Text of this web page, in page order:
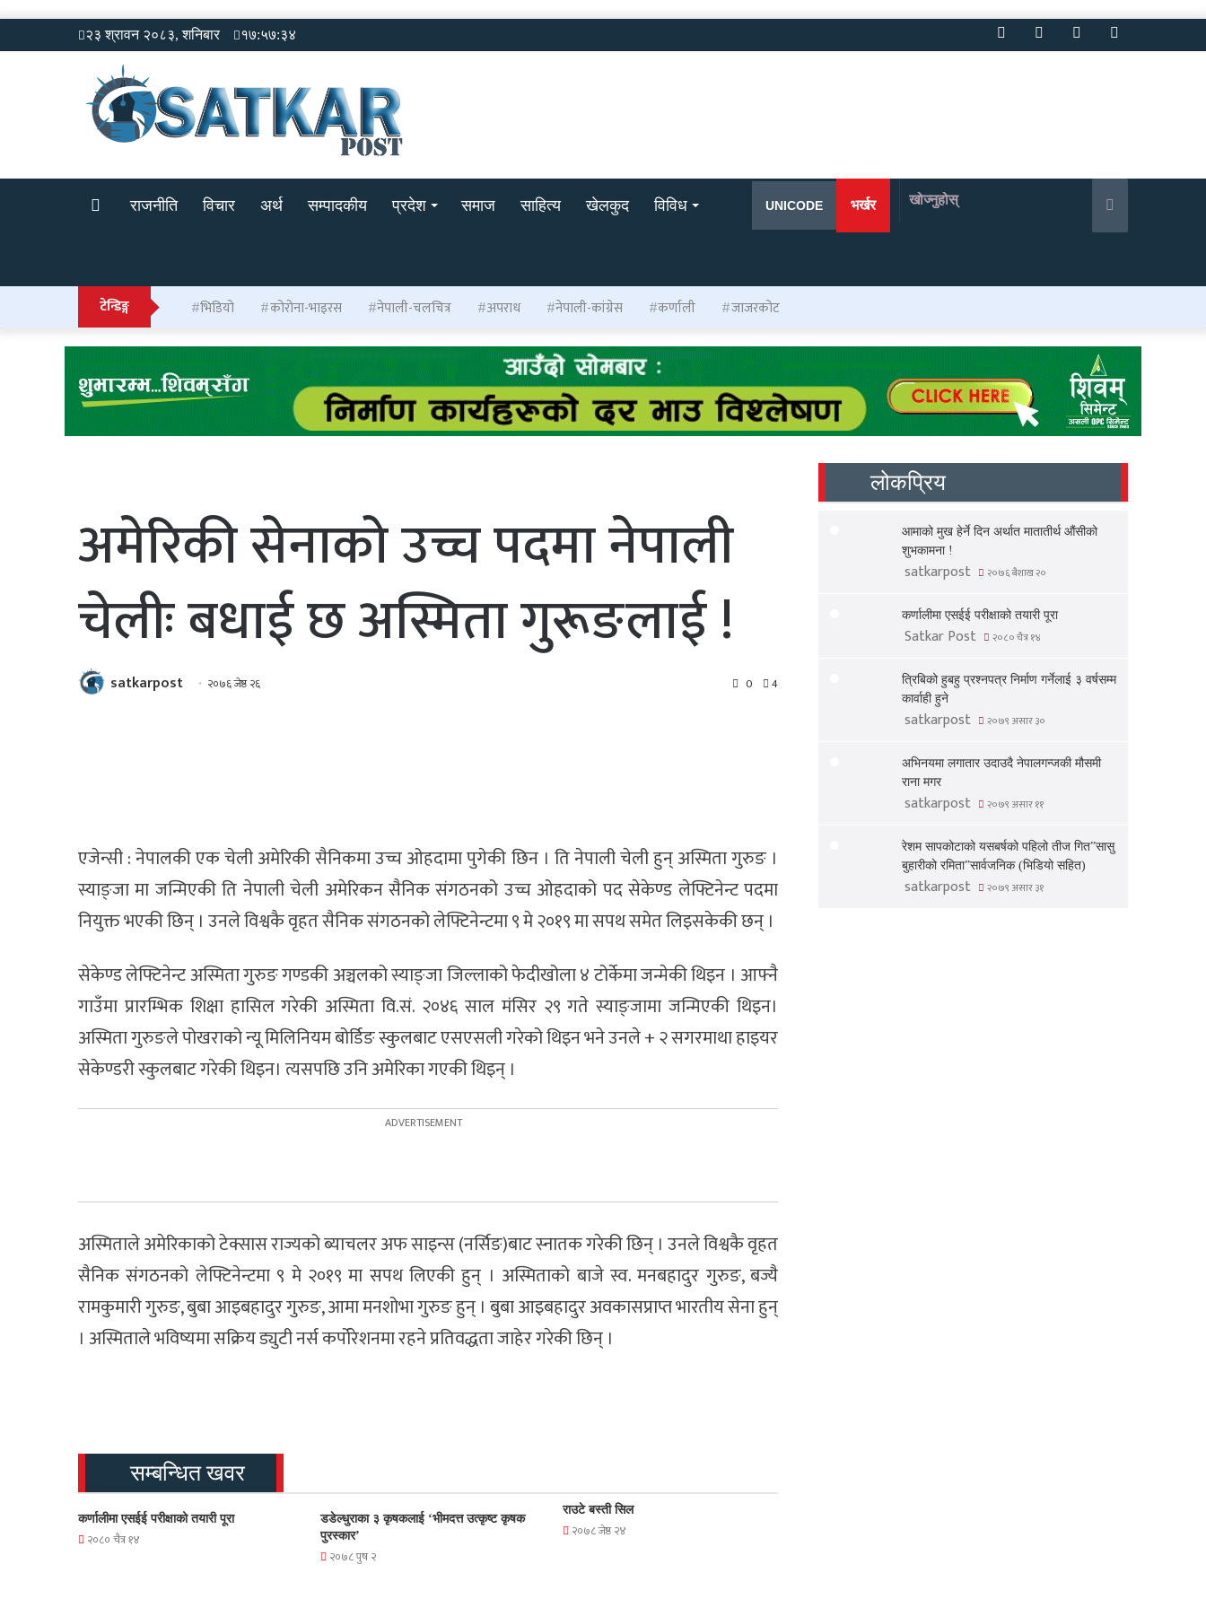
२३ श्रावन २०८३, शनिबार १७:५७:३४ YouTube
Twitter
Facebook
राजनीति विचार अर्थ सम्पादकीय प्रदेश समाज साहित्य खेलकुद विविध भर्खर
UNICODE
टेन्डिङ्ग भिडियो कोरोना-भाइरस नेपाली-चलचित्र अपराध नेपाली-कांग्रेस कर्णाली जाजरकोट
अमेरिकी सेनाको उच्च पदमा नेपाली
चेलीः बधाई छ अस्मिता गुरूङलाई !
satkarpost २०७६ जेष्ठ २६ 0 4
एजेन्सी : नेपालकी एक चेली अमेरिकी सैनिकमा उच्च ओहदामा पुगेकी छिन । ति नेपाली चेली हुन् अस्मिता गुरुङ ।
स्याङ्जा मा जन्मिएकी ति नेपाली चेली अमेरिकन सैनिक संगठनको उच्च ओहदाको पद सेकेण्ड लेफ्टिनेन्ट पदमा
नियुक्त भएकी छिन् । उनले विश्वकै वृहत सैनिक संगठनको लेफ्टिनेन्टमा ९ मे २०१९ मा सपथ समेत लिइसकेकी छन् ।
सेकेण्ड लेफ्टिनेन्ट अस्मिता गुरुङ गण्डकी अञ्चलको स्याङ्जा जिल्लाको फेदीखोला ४ टोर्केमा जन्मेकी थिइन । आफ्नै
गाउँमा प्रारम्भिक शिक्षा हासिल गरेकी अस्मिता वि.सं. २०४६ साल मंसिर २९ गते स्याङ्जामा जन्मिएकी थिइन।
अस्मिता गुरुङले पोखराको न्यू मिलिनियम बोर्डिङ स्कुलबाट एसएसली गरेको थिइन भने उनले + २ सगरमाथा हाइयर
सेकेण्डरी स्कुलबाट गरेकी थिइन। त्यसपछि उनि अमेरिका गएकी थिइन् ।
अस्मिताले अमेरिकाको टेक्सास राज्यको ब्याचलर अफ साइन्स (नर्सिङ)बाट स्नातक गरेकी छिन् । उनले विश्वकै वृहत
सैनिक संगठनको लेफ्टिनेन्टमा ९ मे २०१९ मा सपथ लिएकी हुन् । अस्मिताको बाजे स्व. मनबहादुर गुरुङ, बज्यै
रामकुमारी गुरुङ, बुबा आइबहादुर गुरुङ, आमा मनशोभा गुरुङ हुन् । बुबा आइबहादुर अवकासप्राप्त भारतीय सेना हुन्
। अस्मिताले भविष्यमा सक्रिय ड्युटी नर्स कर्पोरेशनमा रहने प्रतिवद्धता जाहेर गरेकी छिन् ।
सम्बन्धित खवर
कर्णालीमा एसईई परीक्षाको तयारी पूरा
२०८० चैत्र १४
डडेल्धुराका ३ कृषकलाई ‘भीमदत्त उत्कृष्ट कृषक
पुरस्कार’
२०७८ पुष २
राउटे बस्ती सिल
२०७८ जेष्ठ २४
लोकप्रिय
आमाको मुख हेर्ने दिन अर्थात मातातीर्थ औंसीको
शुभकामना !
satkarpost २०७६ बैशाख २०
कर्णालीमा एसईई परीक्षाको तयारी पूरा
Satkar Post २०८० चैत्र १४
त्रिबिको हुबहु प्रश्नपत्र निर्माण गर्नेलाई ३ वर्षसम्म
कार्वाही हुने
satkarpost २०७९ असार ३०
अभिनयमा लगातार उदाउदै नेपालगन्जकी मौसमी
राना मगर
satkarpost २०७९ असार ११
रेशम सापकोटाको यसबर्षको पहिलो तीज गित”सासु
बुहारीको रमिता”सार्वजनिक (भिडियो सहित)
satkarpost २०७९ असार ३१